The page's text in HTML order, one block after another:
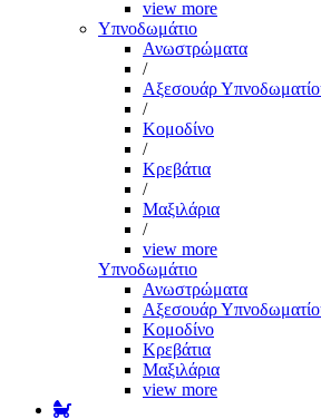
view more
Υπνοδωμάτιο
Ανωστρώματα
/
Αξεσουάρ
/
Κομοδίνο
/
Κρεβάτια
/
Μαξιλάρια
/
view more
Υπνοδωμάτιο
Ανωστρώματα
Αξεσουάρ
Κομοδίνο
Κρεβάτια
Μαξιλάρια
view more